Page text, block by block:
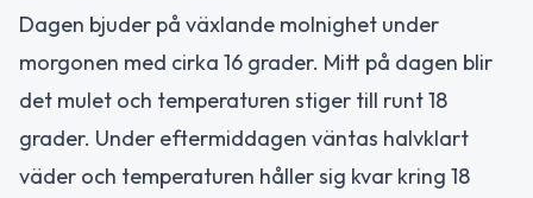
Dagen bjuder på växlande molnighet under
morgonen med cirka 16 grader. Mitt på dagen blir
det mulet och temperaturen stiger till runt 18
grader. Under eftermiddagen väntas halvklart
väder och temperaturen håller sig kvar kring 18